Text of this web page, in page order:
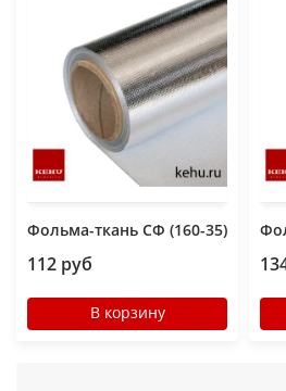
Фольма-ткань СФ (160-35)
112 руб
В корзину